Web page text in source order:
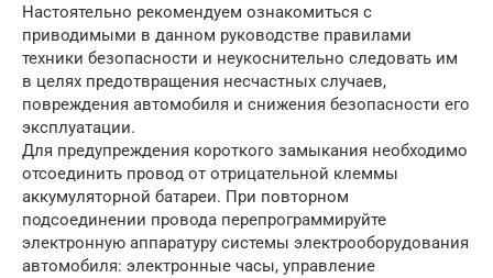
Настоятельно рекомендуем ознакомиться с
приводимыми в данном руководстве правилами
техники безопасности и неукоснительно следовать им
в целях предотвращения несчастных случаев,
повреждения автомобиля и снижения безопасности его
эксплуатации.
Для предупреждения короткого замыкания необходимо
отсоединить провод от отрицательной клеммы
аккумуляторной батареи. При повторном
подсоединении провода перепрограммируйте
электронную аппаратуру системы электрооборудования
автомобиля: электронные часы, управление